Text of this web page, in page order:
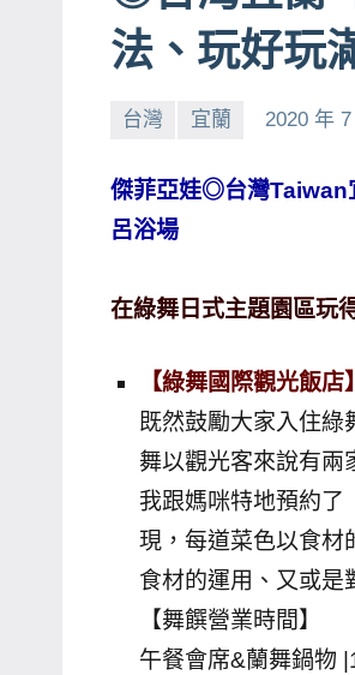
賓、
News
探
節
目
底、
持、
法、玩好玩
台灣 宜蘭 2020 年
傑菲亞娃◎台灣Taiwan
呂浴場
在綠舞日式主題園區玩
【綠舞國際觀光飯
既然鼓勵大家入住
舞以觀光客來說有兩
我跟媽咪特地預約了
現，每道菜色以食材
食材的運用、又或是
【舞饌營業時間】
午餐會席&蘭舞鍋物